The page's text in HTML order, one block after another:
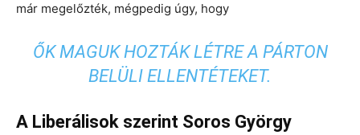
már megelőzték, mégpedig úgy, hogy
ŐK MAGUK HOZTÁK LÉTRE A PÁRTON
BELÜLI ELLENTÉTEKET.
A Liberálisok szerint Soros György